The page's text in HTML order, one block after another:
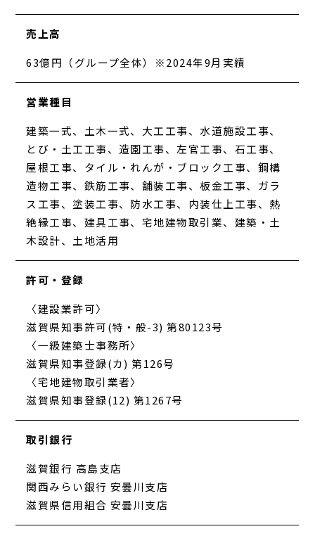
売上高
63億円（グループ全体）※2024年9月実績
営業種目
建築一式、土木一式、大工工事、水道施設工事、
とび・土工工事、造園工事、左官工事、石工事、
屋根工事、タイル・れんが・ブロック工事、鋼構
造物工事、鉄筋工事、舗装工事、板金工事、ガラ
ス工事、塗装工事、防水工事、内装仕上工事、熱
絶縁工事、建具工事、宅地建物取引業、建築・土
木設計、土地活用
許可・登録
〈建設業許可〉
滋賀県知事許可(特・般-3) 第80123号
〈一級建築士事務所〉
滋賀県知事登録(カ) 第126号
〈宅地建物取引業者〉
滋賀県知事登録(12) 第1267号
取引銀行
滋賀銀行 高島支店
関西みらい銀行 安曇川支店
滋賀県信用組合 安曇川支店